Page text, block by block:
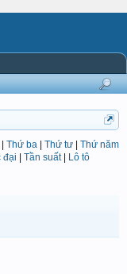
Thứ ba Thứ tư
Thứ năm
đại Tần suất| Lô tô